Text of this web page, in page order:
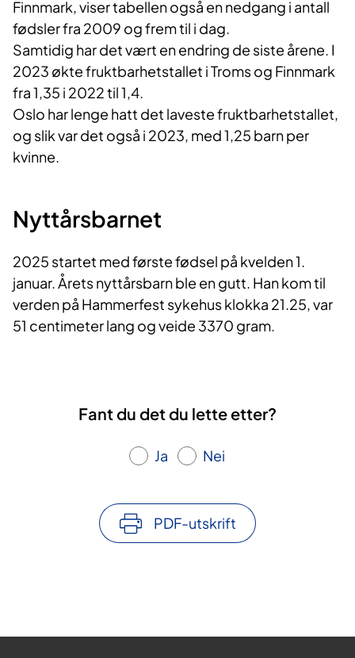
Finnmark, viser tabellen også en nedgang i antall
fødsler fra 2009 og frem til i dag.
Samtidig har det vært en endring de siste årene. I
2023 økte fruktbarhetstallet i Troms og Finnmark
fra 1,35 i 2022 til 1,4.
Oslo har lenge hatt det laveste fruktbarhetstallet,
og slik var det også i 2023, med 1,25 barn per
kvinne.
Nyttårsbarnet
2025 startet med første fødsel på kvelden 1.
januar. Årets nyttårsbarn ble en gutt. Han kom til
verden på Hammerfest sykehus klokka 21.25, var
51 centimeter lang og veide 3370 gram.
Fant du det du lette etter?
Ja Nei
PDF-utskrift